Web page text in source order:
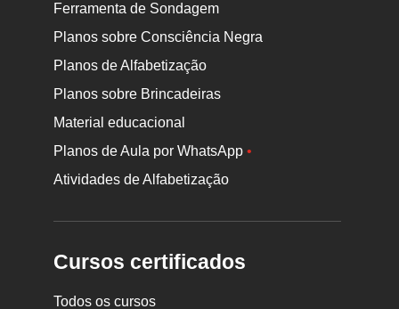
Ferramenta de Sondagem
Planos sobre Consciência Negra
Planos de Alfabetização
Planos sobre Brincadeiras
Material educacional
Planos de Aula por WhatsApp•
Atividades de Alfabetização
Cursos certificados
Todos os cursos